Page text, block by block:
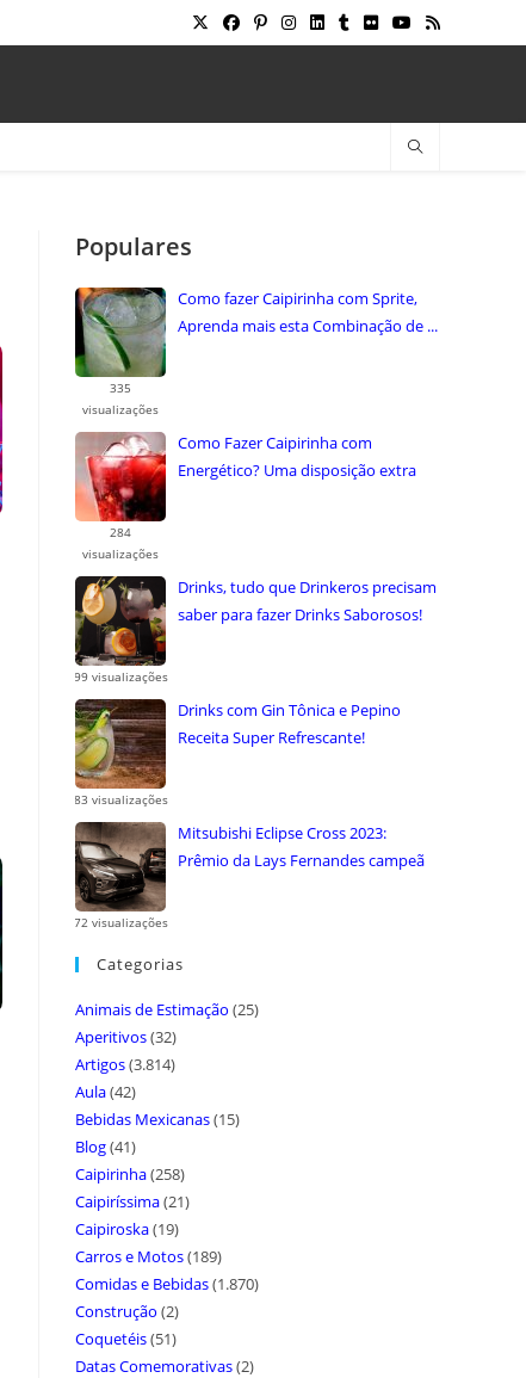
Populares
Como fazer Caipirinha com Sprite,
Aprenda mais esta Combinação de ...
335
visualizações
Como Fazer Caipirinha com
Energético? Uma disposição extra
284
visualizações
Drinks, tudo que Drinkeros precisam
saber para fazer Drinks Saborosos!
99 visualizações
Drinks com Gin Tônica e Pepino
Receita Super Refrescante!
83 visualizações
Mitsubishi Eclipse Cross 2023:
Prêmio da Lays Fernandes campeã
72 visualizações
Categorias
Animais de Estimação (25)
Aperitivos(32)
Artigos(3.814)
Aula(42)
Bebidas Mexicanas(15)
Blog(41)
Caipirinha(258)
Caipiríssima(21)
Caipiroska(19)
Carros e Motos(189)
Comidas e Bebidas(1.870)
Construção (2)
Coquetéis(51)
Datas Comemorativas(2)